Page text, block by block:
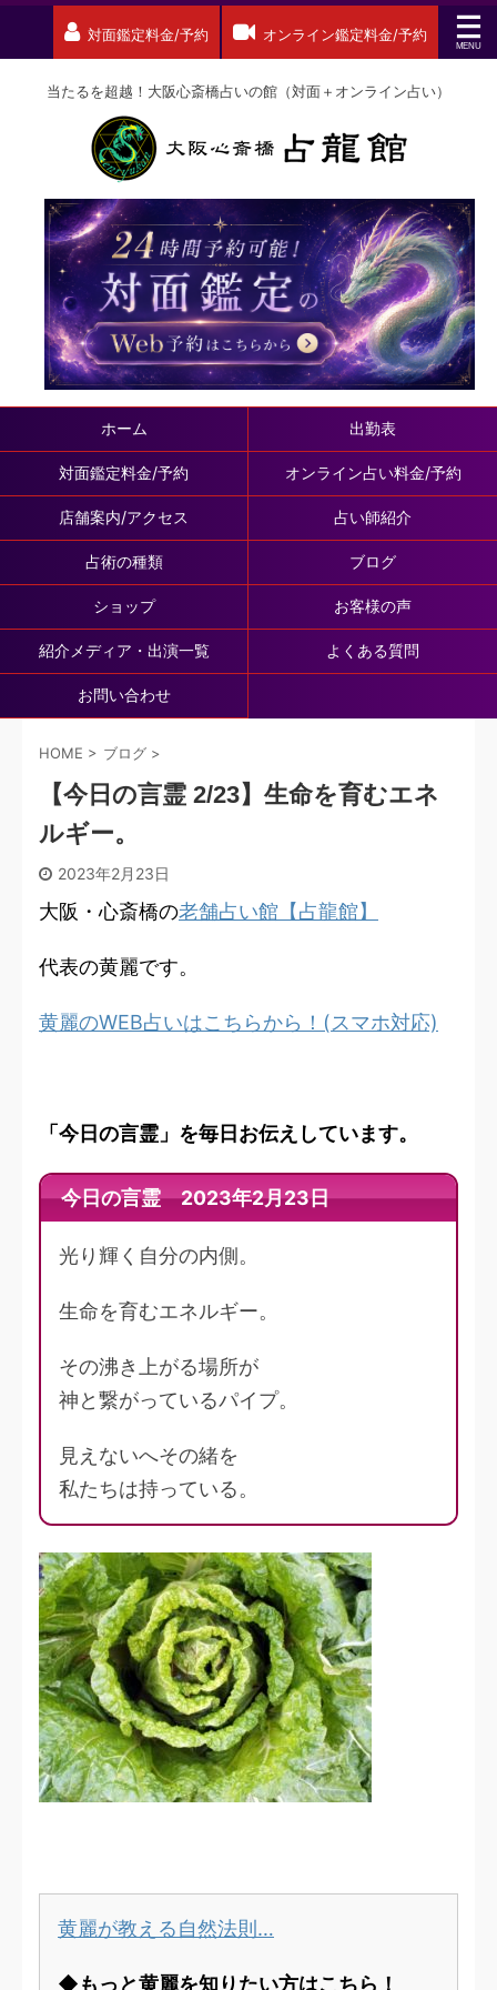
対面鑑定料金/予約 オンライン鑑定料金/予約
当たるを超越！大阪心斎橋占いの館（対面＋オンライン占い）
ホーム 出勤表
対面鑑定料金/予約 オンライン占い料金/予約
店舗案内/アクセス 占い師紹介
占術の種類 ブログ
ショップ お客様の声
紹介メディア・出演一覧 よくある質問
お問い合わせ
HOME > ブログ >
【今日の言霊 2/23】生命を育むエネ
ルギー。
2023年2月23日
大阪・心斎橋の老舗占い館【占龍館】
代表の黄麗です。
黄麗のWEB占いはこちらから！(スマホ対応)
「今日の言霊」を毎日お伝えしています。
今日の言霊 2023年2月23日
光り輝く自分の内側。
生命を育むエネルギー。
その沸き上がる場所が
神と繋がっているパイプ。
見えないへその緒を
私たちは持っている。
黄麗が教える自然法則…
◆もっと黄麗を知りたい方はこちら！